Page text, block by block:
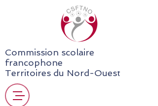
Commission scolaire
francophone
Territoires du Nord-Ouest